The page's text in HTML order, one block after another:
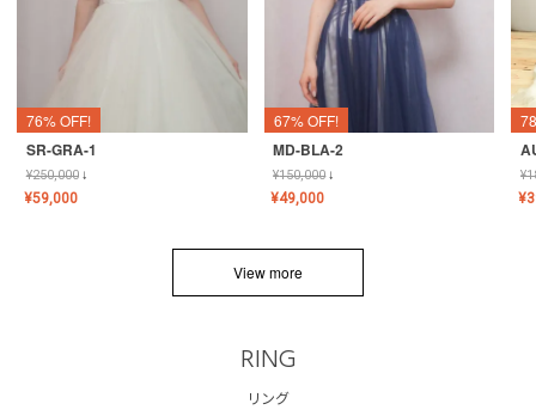
76% OFF!
SR-GRA-1
¥250,000↓
¥59,000
67% OFF!
MD-BLA-2
¥150,000↓
¥49,000
¥
¥
View more
RING
リング